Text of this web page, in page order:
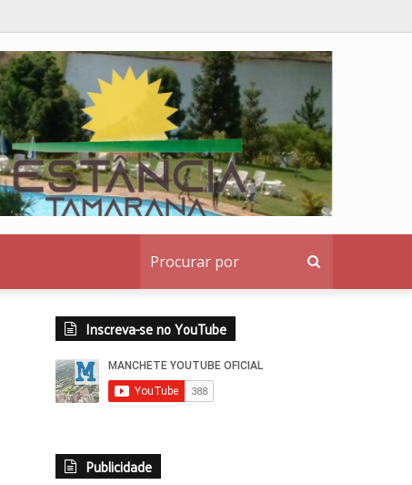
Inscreva-se no YouTube
Publicidade